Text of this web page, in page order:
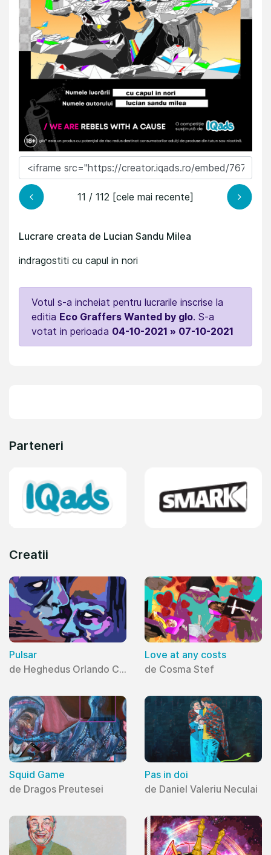
11 / 112 [cele mai recente]
Lucrare creata de Lucian Sandu Milea
indragostiti cu capul in nori
Votul s-a incheiat pentru lucrarile inscrise la
editia Eco Graffers Wanted by glo. S-a
votat in perioada 04-10-2021 » 07-10-2021
Parteneri
Creatii
Pulsar
de Heghedus Orlando Cristian
Love at any costs
de Cosma Stef
Squid Game
de Dragos Preutesei
Pas in doi
de Daniel Valeriu Neculai